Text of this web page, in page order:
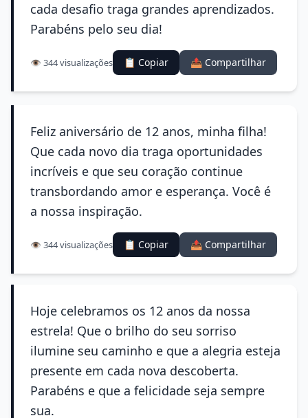
cada desafio traga grandes aprendizados.
Parabéns pelo seu dia!
👁️ 344 visualizações 📋 Copiar 📤 Compartilhar
Feliz aniversário de 12 anos, minha filha!
Que cada novo dia traga oportunidades
incríveis e que seu coração continue
transbordando amor e esperança. Você é
a nossa inspiração.
👁️ 344 visualizações 📋 Copiar 📤 Compartilhar
Hoje celebramos os 12 anos da nossa
estrela! Que o brilho do seu sorriso
ilumine seu caminho e que a alegria esteja
presente em cada nova descoberta.
Parabéns e que a felicidade seja sempre
sua.